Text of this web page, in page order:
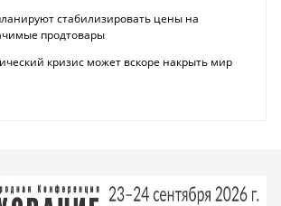
стабилизировать цены на
продтовары
кризис может вскоре накрыть мир